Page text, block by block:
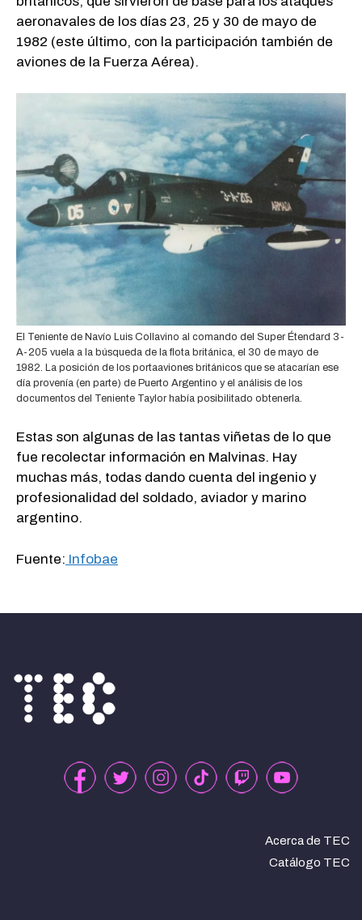
aeronavales de los días 23, 25 y 30 de mayo de
1982 (este último, con la participación también de
aviones de la Fuerza Aérea).
El Teniente de Navío Luis Collavino al comando del Super Étendard 3-
A-205 vuela a la búsqueda de la flota británica, el 30 de mayo de
1982. La posición de los portaaviones británicos que se atacarían ese
día provenía (en parte) de Puerto Argentino y el análisis de los
documentos del Teniente Taylor había posibilitado obtenerla.
Estas son algunas de las tantas viñetas de lo que
fue recolectar información en Malvinas. Hay
muchas más, todas dando cuenta del ingenio y
profesionalidad del soldado, aviador y marino
argentino.
Fuente: Infobae
Acerca de TEC
Catálogo TEC